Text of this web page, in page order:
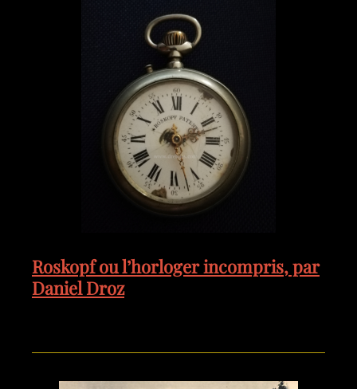
Roskopf ou l’horloger incompris, par
Daniel Droz